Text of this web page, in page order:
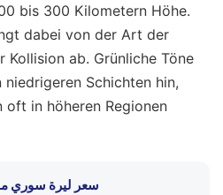
bis 300 Kilometern Höhe.
dabei von der Art der
Kollision ab. Grünliche Töne
Schichten hin,
in höheren Regionen
سعر ليرة سوري